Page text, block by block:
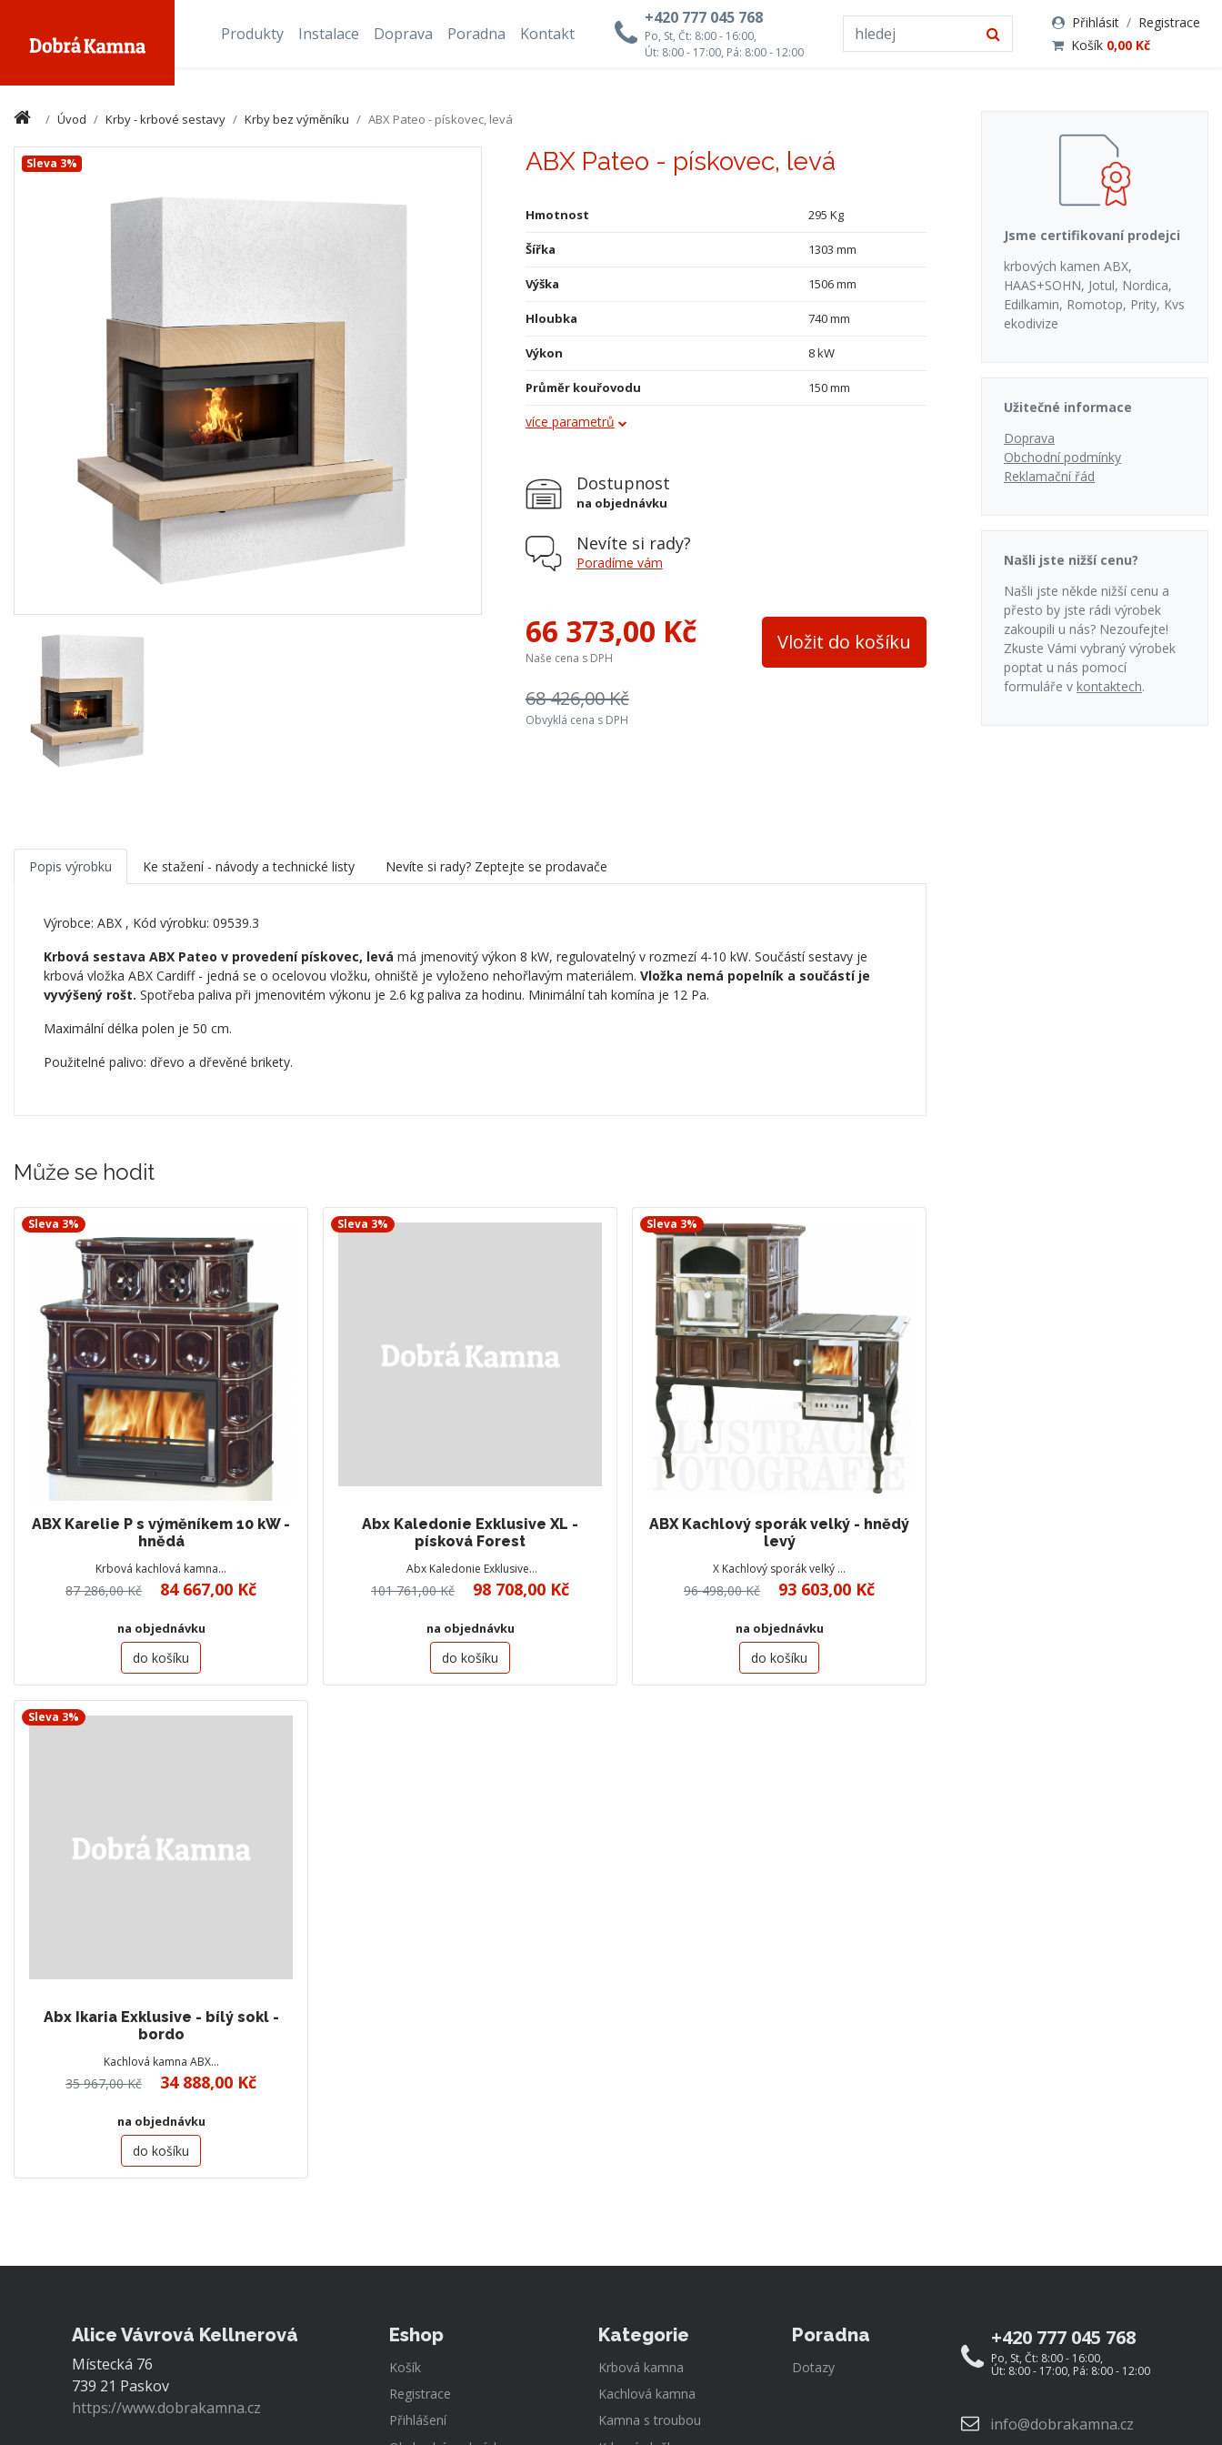
+420 777 045 768
Po, St, Čt: 8:00 - 16:00,
Út: 8:00 - 17:00, Pá: 8:00 - 12:00
Přihlásit / Registrace
Košík 0,00 Kč
Produkty Instalace Doprava Poradna Kontakt
Úvod Krby - krbové sestavy Krby bez výměníku ABX Pateo - pískovec, levá
Sleva 3% ABX Pateo - pískovec, levá
Hmotnost 295 Kg
Šířka 1303 mm
Výška 1506 mm
Hloubka 740 mm
Výkon 8 kW
Průměr kouřovodu 150 mm
Terciální vzduch
Šířka topeniště
Druhý plášť součástí
více parametrů
Dostupnost
na objednávku
Nevíte si rady?
Poradíme vám
66 373,00 Kč
Naše cena s DPH
Vložit do košíku
68 426,00 Kč
Obvyklá cena s DPH
Popis výrobku Ke stažení - návody a technické listy Nevíte si rady? Zeptejte se prodavače
Výrobce: ABX , Kód výrobku: 09539.3
Krbová sestava ABX Pateo v provedení pískovec, levá má jmenovitý výkon 8 kW, regulovatelný v rozmezí 4-10 kW. Součástí sestavy je
krbová vložka ABX Cardiff - jedná se o ocelovou vložku, ohniště je vyloženo nehořlavým materiálem. Vložka nemá popelník a součástí je
vyvýšený rošt. Spotřeba paliva při jmenovitém výkonu je 2.6 kg paliva za hodinu. Minimální tah komína je 12 Pa.
Maximální délka polen je 50 cm.
Použitelné palivo: dřevo a dřevěné brikety.
Může se hodit
Sleva 3%
ABX Karelie P s výměníkem 10 kW -
hnědá
Krbová kachlová kamna…
87 286,00 Kč 84 667,00 Kč
na objednávku
do košíku
Sleva 3%
Abx Kaledonie Exklusive XL -
písková Forest
Abx Kaledonie Exklusive…
101 761,00 Kč 98 708,00 Kč
na objednávku
do košíku
Sleva 3%
ABX Kachlový sporák velký - hnědý
levý
X Kachlový sporák velký …
96 498,00 Kč 93 603,00 Kč
na objednávku
do košíku
Sleva 3%
Abx Ikaria Exklusive - bílý sokl -
bordo
Kachlová kamna ABX…
35 967,00 Kč 34 888,00 Kč
na objednávku
do košíku
Jsme certifikovaní prodejci
krbových kamen ABX,
HAAS+SOHN, Jotul, Nordica,
Edilkamin, Romotop, Prity, Kvs
ekodivize
Užitečné informace
Doprava
Obchodní podmínky
Reklamační řád
Našli jste nižší cenu?
Našli jste někde nižší cenu a
přesto by jste rádi výrobek
zakoupili u nás? Nezoufejte!
Zkuste Vámi vybraný výrobek
poptat u nás pomocí
formuláře v kontaktech.
Alice Vávrová Kellnerová
Místecká 76
739 21 Paskov
https://www.dobrakamna.cz
Eshop
Košík
Registrace
Přihlášení
Kategorie
Krbová kamna
Kachlová kamna
Kamna s troubou
Poradna
Dotazy
+420 777 045 768
Po, St, Čt: 8:00 - 16:00,
Út: 8:00 - 17:00, Pá: 8:00 - 12:00
info@dobrakamna.cz